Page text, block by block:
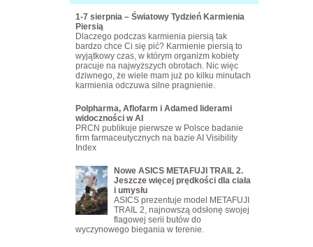
1-7 sierpnia – Światowy Tydzień Karmienia
Piersią
Dlaczego podczas karmienia piersią tak
bardzo chce Ci się pić? Karmienie piersią to
wyjątkowy czas, w którym organizm kobiety
pracuje na najwyższych obrotach. Nic więc
dziwnego, że wiele mam już po kilku minutach
karmienia odczuwa silne pragnienie.
Polpharma, Aflofarm i Adamed liderami
widoczności w AI
PRCN publikuje pierwsze w Polsce badanie
firm farmaceutycznych na bazie AI Visibility
Index
Nowe ASICS METAFUJI TRAIL 2.
Jeszcze więcej prędkości dla ciała
i umysłu
ASICS prezentuje model METAFUJI
TRAIL 2, najnowszą odsłonę swojej
flagowej serii butów do
wyczynowego biegania w terenie.